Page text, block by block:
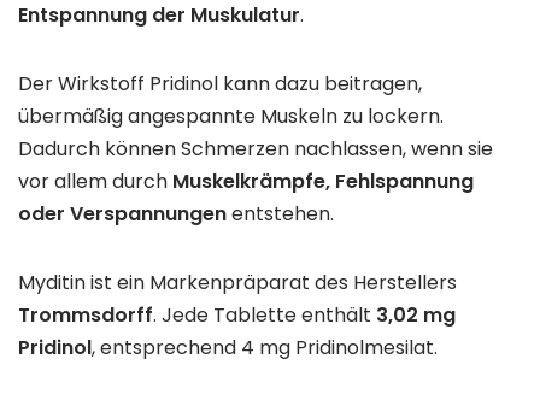
Entspannung der Muskulatur.
Der Wirkstoff Pridinol kann dazu beitragen,
übermäßig angespannte Muskeln zu lockern.
Dadurch können Schmerzen nachlassen, wenn sie
vor allem durch Muskelkrämpfe, Fehlspannung
oder Verspannungenentstehen.
Myditin ist ein Markenpräparat des Herstellers
Trommsdorff. Jede Tablette enthält 3,02 mg
Pridinol, entsprechend 4 mg Pridinolmesilat.